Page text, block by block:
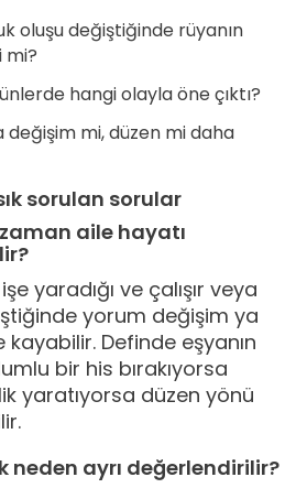
oluşu değiştiğinde rüyanın
mi?
hangi olayla öne çıktı?
değişim mi, düzen mi daha
sorulan sorular
aile hayatı
yaradığı ve çalışır veya
yorum değişim ya
Definde eşyanın
bir his bırakıyorsa
yaratıyorsa düzen yönü
neden ayrı değerlendirilir?